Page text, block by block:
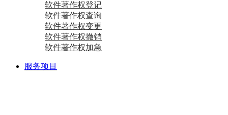
软件著作权登记
软件著作权查询
软件著作权变更
软件著作权撤销
软件著作权加急
服务项目